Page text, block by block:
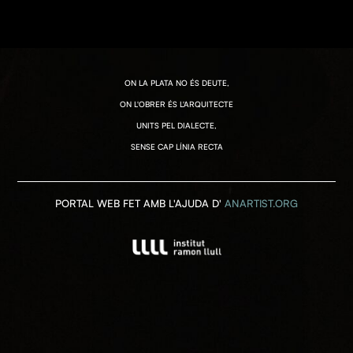
ON LA PLATA NO ÉS DEUTE,
ON L'OBRER ÉS L'ARQUITECTE
UNITS PEL DIALECTE,
SENSE CAP LÍNIA RECTA
PORTAL WEB FET AMB L'AJUDA D' ANARTIST.ORG